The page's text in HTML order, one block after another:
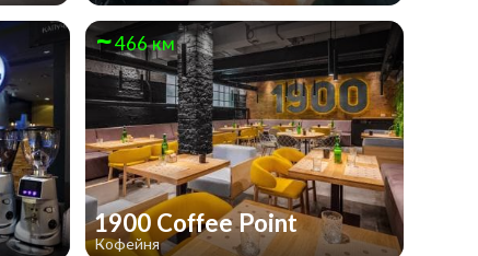
466 км
1900 Coffee Point
Кофейня